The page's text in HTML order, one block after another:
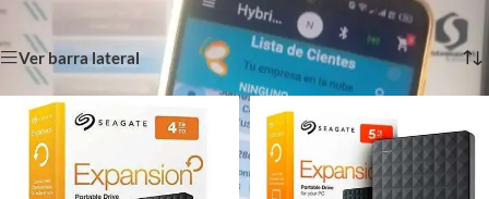
Portada
Showing all 7 results
Ver barra lateral